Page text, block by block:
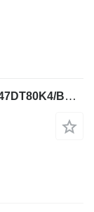
Электродвигатель SEW-Eurodrive RF47DT80K4/BMG/TH/AS3H для промышленного оборудования